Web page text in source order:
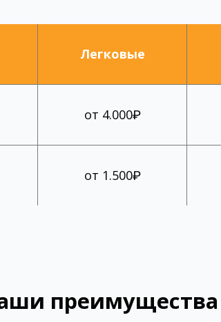
Легковые
от 4.000₽
от 1.500₽
преимущества